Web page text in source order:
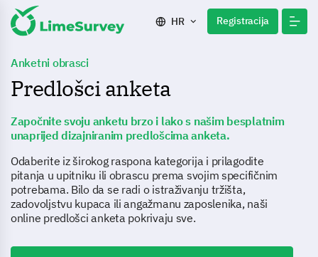
HR Registracija
Anketni obrasci
Predlošci anketa
Započnite svoju anketu brzo i lako s našim besplatnim
unaprijed dizajniranim predlošcima anketa.
Odaberite iz širokog raspona kategorija i prilagodite
pitanja u upitniku ili obrascu prema svojim specifičnim
potrebama. Bilo da se radi o istraživanju tržišta,
zadovoljstvu kupaca ili angažmanu zaposlenika, naši
online predlošci anketa pokrivaju sve.